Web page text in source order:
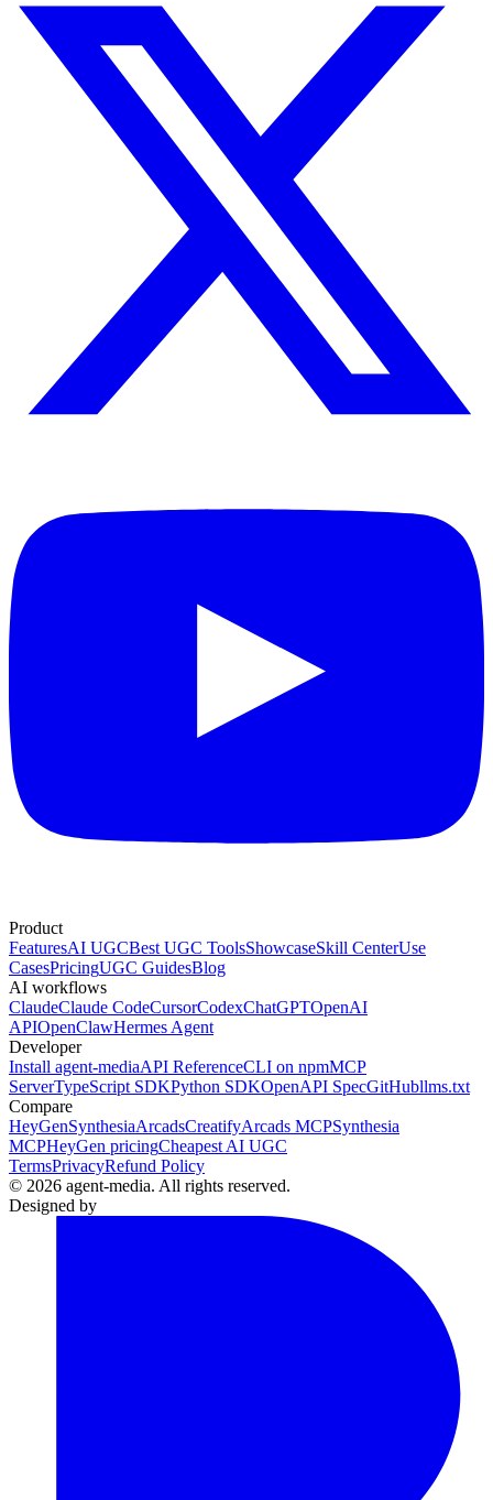
Product
FeaturesAI UGCBest UGC ToolsShowcaseSkill CenterUse
CasesPricingUGC GuidesBlog
AI workflows
ClaudeClaude CodeCursorCodexChatGPTOpenAI
APIOpenClawHermes Agent
Developer
Install agent-mediaAPI ReferenceCLI on npmMCP
ServerTypeScript SDKPython SDKOpenAPI SpecGitHubllms.txt
Compare
HeyGenSynthesiaArcadsCreatifyArcads MCPSynthesia
MCPHeyGen pricingCheapest AI UGC
TermsPrivacyRefund Policy
© 2026 agent-media. All rights reserved.
Designed by